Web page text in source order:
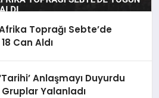
Toprağı Sebte’de
Can Aldı
Anlaşmayı Duyurdu
Yalanladı